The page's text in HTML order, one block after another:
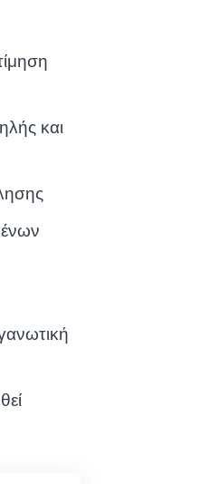
και